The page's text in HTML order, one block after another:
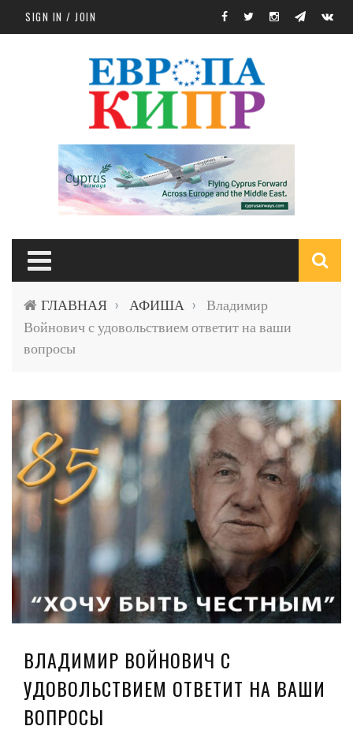
Skip to main content
SIGN IN / JOIN
ГЛАВНАЯ › АФИША ›
Владимир
Войнович с удовольствием ответит на ваши
вопросы
ВЛАДИМИР ВОЙНОВИЧ С
УДОВОЛЬСТВИЕМ ОТВЕТИТ НА ВАШИ
ВОПРОСЫ